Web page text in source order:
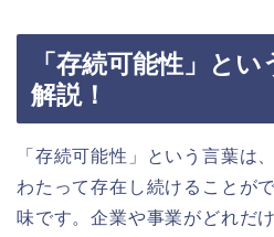
「存続可能性」と
解説！
「存続可能性」という言葉は
わたって存在し続けることが
味です。企業や事業がどれだ